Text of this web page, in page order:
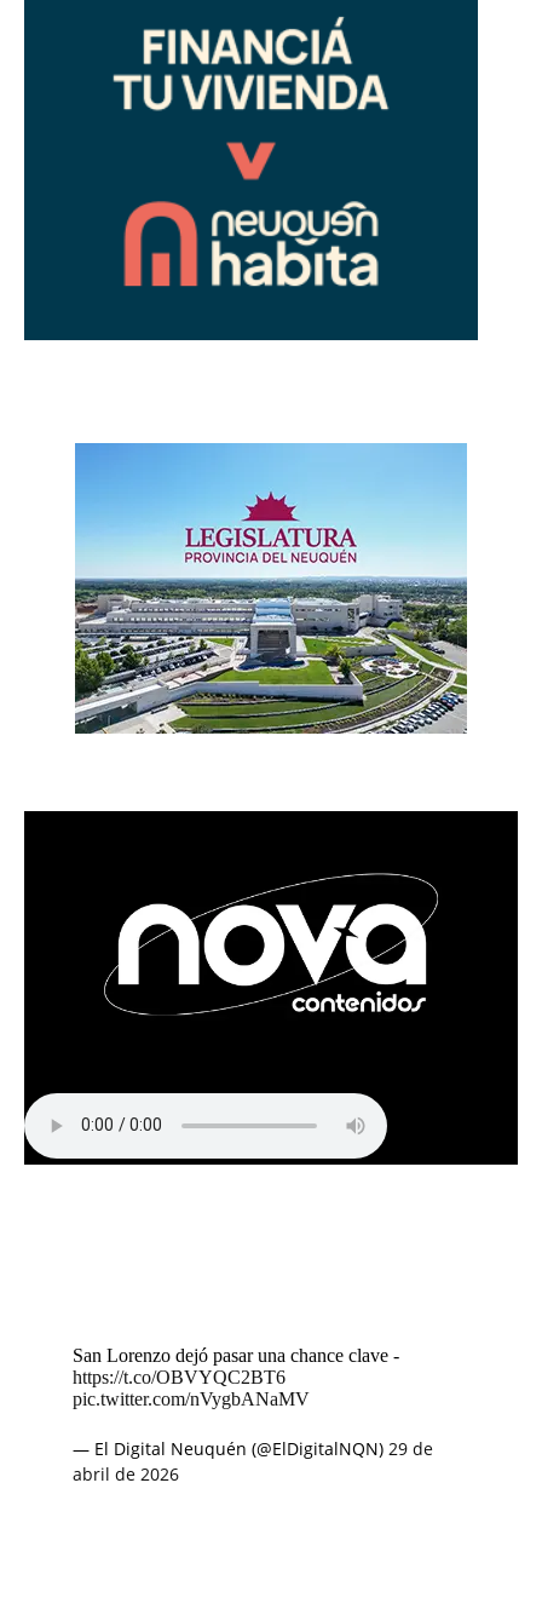
San Lorenzo dejó pasar una chance clave -
https://t.co/OBVYQC2BT6
pic.twitter.com/nVygbANaMV
— El Digital Neuquén (@ElDigitalNQN) 29 de
abril de 2026